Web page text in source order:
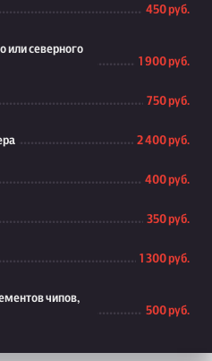
450 руб.
или северного
1 900 руб.
750 руб.
2 400 руб.
400 руб.
350 руб.
1 300 руб.
чипов,
500 руб.